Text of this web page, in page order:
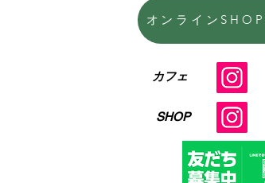
オンラインSHOP
​カフェ
​SHOP